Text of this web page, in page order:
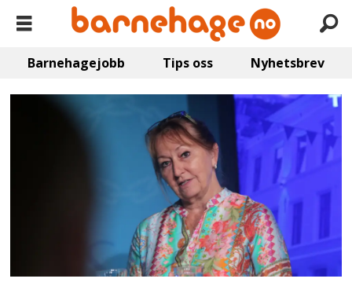
Barnehagejobb Tips oss Nyhetsbrev
Emne:
kommuneøkonomi